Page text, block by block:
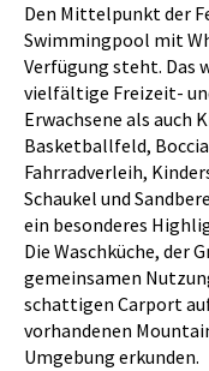
Den Mittelpunkt der
Swimmingpool mit
Verfügung steht. Das
vielfältige Freizeit-
Erwachsene als auch
Basketballfeld,
Fahrradverleih,
Schaukel und
ein besonderes
Die Waschküche, der
gemeinsamen
schattigen Carport
vorhandenen
Umgebung erkunden.